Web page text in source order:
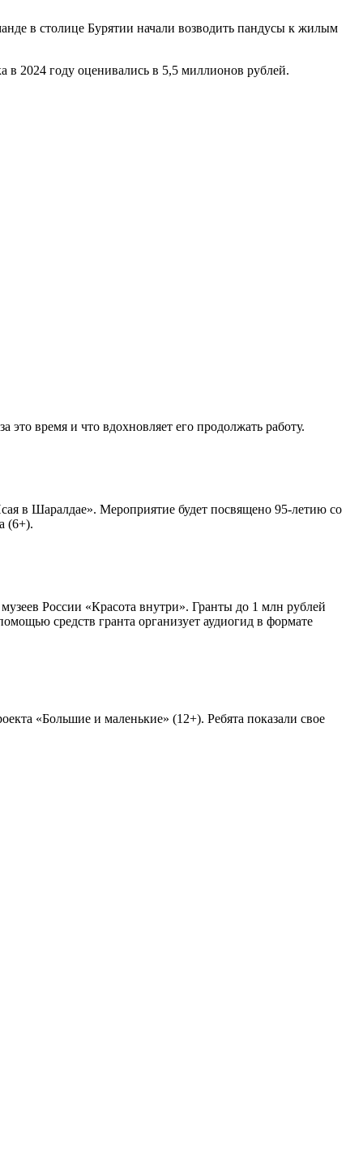
в столице Бурятии начали возводить пандусы к жилым
в 2024 году оценивались в 5,5 миллионов рублей.
время и что вдохновляет его продолжать работу.
в Шаралдае». Мероприятие будет посвящено 95-летию со
(6+).
России «Красота внутри». Гранты до 1 млн рублей
средств гранта организует аудиогид в формате
«Большие и маленькие» (12+). Ребята показали свое